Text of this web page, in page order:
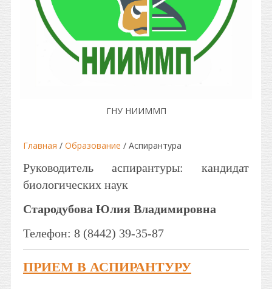
ГНУ НИИММП
Главная / Образование / Аспирантура
Руководитель аспирантуры: кандидат
биологических наук
Стародубова Юлия Владимировна
Телефон: 8 (8442) 39-35-87
ПРИЕМ В АСПИРАНТУРУ